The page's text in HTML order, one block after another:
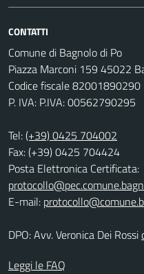
CONTATTI
Comune di Bagnolo di Po
Piazza Marconi 159 45022
Codice fiscale 82001890290
P. IVA: P.IVA: 00562790295
Tel:(+39) 0425 704002
Fax: (+39) 0425 704424
Posta Elettronica Certificata:
E-mail:
DPO: Avv. Veronica Dei Rossi
Leggi le FAQ